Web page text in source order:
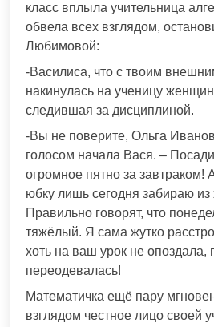
класс вплыла учительница
обвела всех взглядом,
Любимовой:
-Василиса, что с твоим
накинулась на ученицу
следившая за дисциплиной.
-Вы не поверите, Ольга
голосом начала Вася. –
огромное пятно за завтраком!
юбку лишь сегодня забираю из
Правильно говорят, что
тяжёлый. Я сама жутко
хоть на ваш урок не опоздала,
переодевалась!
Математичка ещё пару
взглядом честное лицо своей